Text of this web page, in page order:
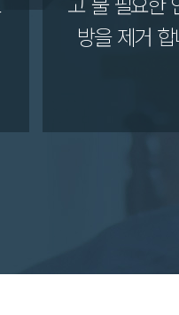
방을 제거 합